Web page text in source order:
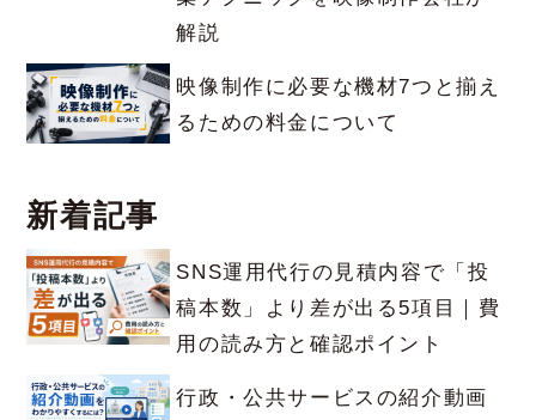
解説
映像制作に必要な機材7つと揃え
るための料金について
新着記事
SNS運用代行の見積内容で「投
稿本数」より差が出る5項目｜費
用の読み方と確認ポイント
行政・公共サービスの紹介動画